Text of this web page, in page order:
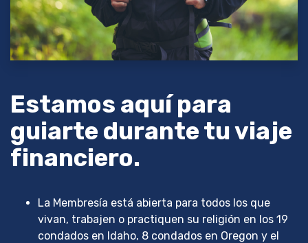
Estamos aquí para
guiarte durante tu viaje
financiero.
La Membresía está abierta para todos los que
vivan, trabajen o practiquen su religión en los 19
condados en Idaho, 8 condados en Oregon y el